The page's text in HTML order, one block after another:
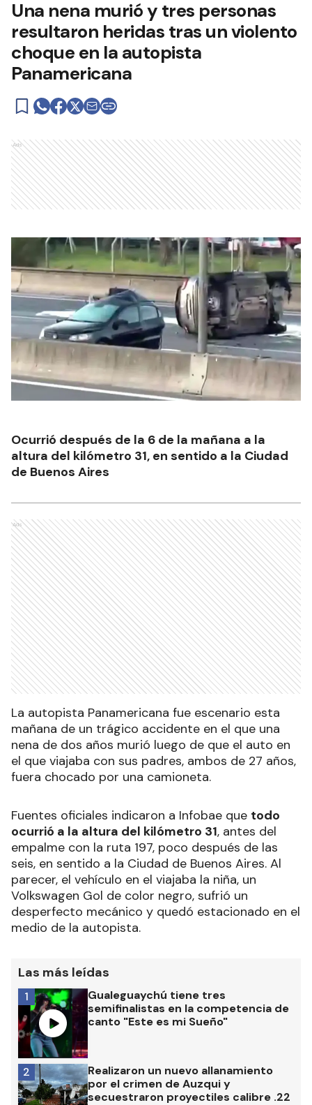
Una nena murió y tres personas
resultaron heridas tras un violento
choque en la autopista
Panamericana
Ads
Ocurrió después de la 6 de la mañana a la
altura del kilómetro 31, en sentido a la Ciudad
de Buenos Aires
Ads
La autopista Panamericana fue escenario esta
mañana de un trágico accidente en el que una
nena de dos años murió luego de que el auto en
el que viajaba con sus padres, ambos de 27 años,
fuera chocado por una camioneta.
Fuentes oficiales indicaron a Infobae que todo
ocurrió a la altura del kilómetro 31, antes del
empalme con la ruta 197, poco después de las
seis, en sentido a la Ciudad de Buenos Aires. Al
parecer, el vehículo en el viajaba la niña, un
Volkswagen Gol de color negro, sufrió un
desperfecto mecánico y quedó estacionado en el
medio de la autopista.
Las más leídas
Gualeguaychú tiene tres
semifinalistas en la competencia de
canto "Este es mi Sueño"
1
Realizaron un nuevo allanamiento
por el crimen de Auzqui y
secuestraron proyectiles calibre .22
2